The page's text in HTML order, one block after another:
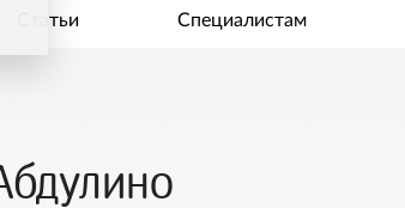
Статьи Специалистам